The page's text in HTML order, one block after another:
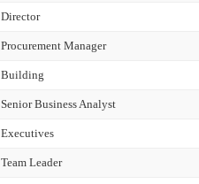
Director
Procurement Manager
Building
Senior Business Analyst
Executives
Team Leader